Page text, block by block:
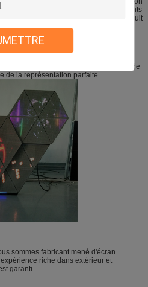
appliqué en établissant les milieux géants
de couleur. Actuellement le produit
et le plus efficace à l'étape numérique,
les clignotements et les lignes de
pour satisfaire la demande de tir de
de la représentation parfaite.
sommes fabricant mené d'écran
riche dans extérieur et
garanti